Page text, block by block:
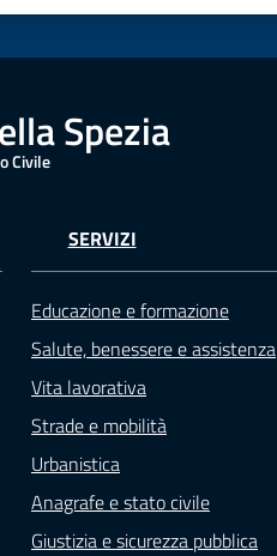
Spezia
Civile
SERVIZI
Educazione e formazione
Salute, benessere e assistenza
Vita lavorativa
Strade e mobilità
Urbanistica
Anagrafe e stato civile
Giustizia e sicurezza pubblica